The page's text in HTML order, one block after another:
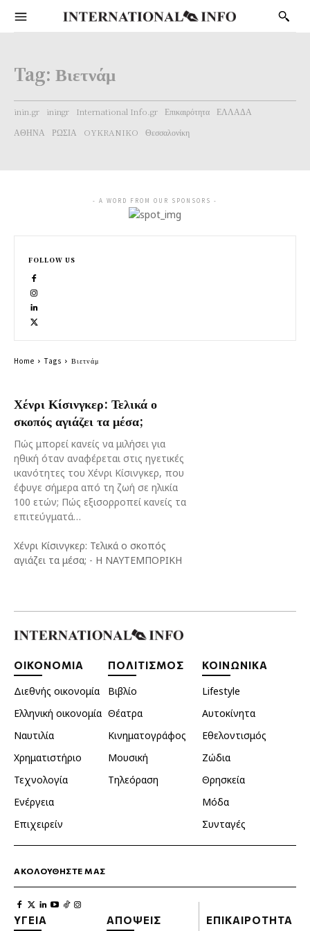
Tag: Βιετνάμ
inin.gr iningr International Info.gr Επικαιρότητα
ΕΛΛΑΔΑ
ΑΘΗΝΑ
ΡΩΣΙΑ OYKRANIKO Θεσσαλονίκη
Χένρι Κίσινγκερ: Τελικά ο
σκοπός αγιάζει τα μέσα;
Πώς μπορεί κανείς να μιλήσει για
ηθική όταν αναφέρεται στις ηγετικές
ικανότητες του Χένρι Κίσινγκερ, που
έφυγε σήμερα από τη ζωή σε ηλικία
100 ετών; Πώς εξισορροπεί κανείς τα
επιτεύγματά…
Χένρι Κίσινγκερ: Τελικά ο σκοπός
αγιάζει τα μέσα; - Η ΝΑΥΤΕΜΠΟΡΙΚΗ
- A WORD FROM OUR SPONSORS -
FOLLOW US
Home Tags Βιετνάμ
ΟΙΚΟΝΟΜΙΑ
Διεθνής οικονομία
Ελληνική οικονομία
Ναυτιλία
Χρηματιστήριο
Τεχνολογία
Ενέργεια
Επιχειρείν
ΠΟΛΙΤΙΣΜΟΣ
Βιβλίο
Θέατρα
Κινηματογράφος
Μουσική
Τηλεόραση
ΚΟΙΝΩΝΙΚΑ
Lifestyle
Αυτοκίνητα
Εθελοντισμός
Ζώδια
Θρησκεία
Μόδα
Συνταγές
ΑΚΟΛΟΥΘΗΣΤΕ ΜΑΣ
ΥΓΕΙΑ ΑΠΟΨΕΙΣ ΕΠΙΚΑΙΡΟΤΗΤΑ